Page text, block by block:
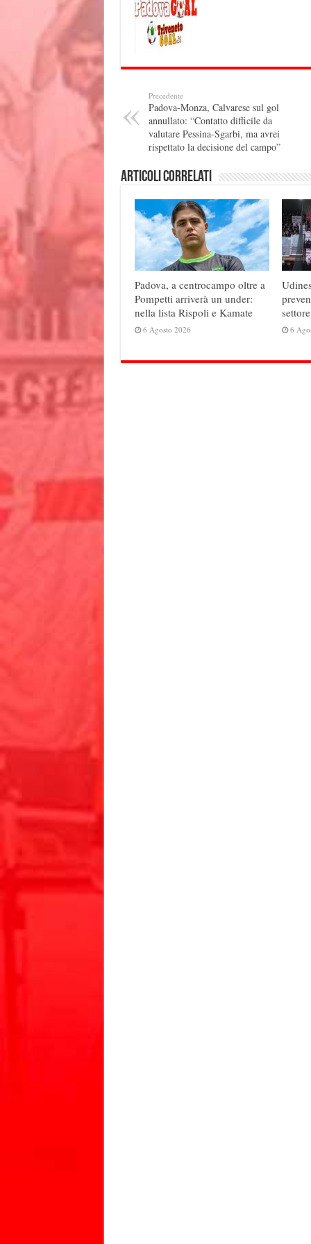
y
Precedente
Padova-Monza, Calvarese sul gol
annullato: “Contatto difficile da
valutare Pessina-Sgarbi, ma avrei
rispettato la decisione del campo”
Articoli correlati
Padova, a centrocampo oltre a
Pompetti arriverà un under:
nella lista Rispoli e Kamate
6 Agosto 2026 6